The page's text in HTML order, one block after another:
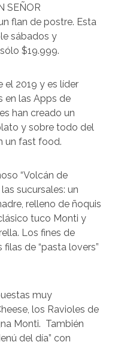
SEÑOR
flan de postre. Esta
sábados y
$19.999.
el 2019 y es líder
en las Apps de
han creado un
y sobre todo del
un fast food.
“Volcán de
sucursales: un
relleno de ñoquis
tuco Monti y
Los fines de
de “pasta lovers”
muy
los Ravioles de
Monti. También
del día” con